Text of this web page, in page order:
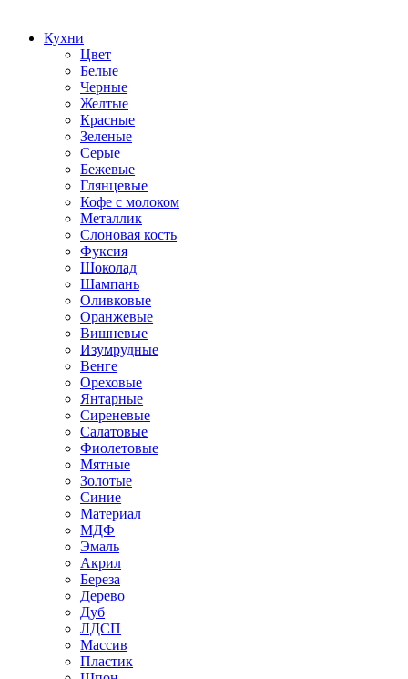
Кухни
Цвет
Белые
Черные
Желтые
Красные
Зеленые
Серые
Бежевые
Глянцевые
Кофе с молоком
Металлик
Слоновая кость
Фуксия
Шоколад
Шампань
Оливковые
Оранжевые
Вишневые
Изумрудные
Венге
Ореховые
Янтарные
Сиреневые
Салатовые
Фиолетовые
Мятные
Золотые
Синие
Материал
МДФ
Эмаль
Акрил
Береза
Дерево
Дуб
ЛДСП
Массив
Пластик